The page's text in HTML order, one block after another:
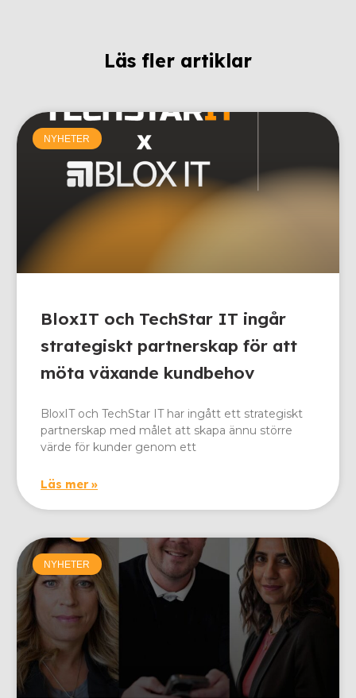
Läs fler artiklar
NYHETER
BloxIT och TechStar IT ingår
strategiskt partnerskap för att
möta växande kundbehov
BloxIT och TechStar IT har ingått ett strategiskt
partnerskap med målet att skapa ännu större
värde för kunder genom ett
Läs mer »
NYHETER